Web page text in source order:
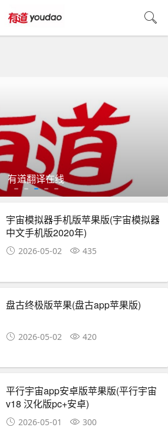
有道翻译在线
宇宙模拟器手机版苹果版(宇宙模拟器
中文手机版2020年)
2026-05-02 435
盘古终极版苹果(盘古app苹果版)
2026-05-02 420
平行宇宙app安卓版苹果版(平行宇宙
v18 汉化版pc+安卓)
2026-05-01 300